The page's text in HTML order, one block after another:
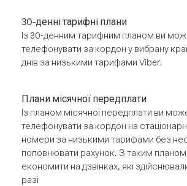
30-денні тарифні плани
Із 30-денним тарифним планом ви
телефонувати за кордон у вибрану
днів за низькими тарифами Viber.
Плани місячної передплати
Із планом місячної передплати ви
телефонувати за кордон на
номери за низькими тарифами без
поповнювати рахунок. З таким
економити на дзвінках, які
разі